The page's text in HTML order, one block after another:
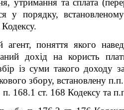
утримання та сплата
у порядку,
агент, поняття якого
дохід на користь
із суми такого доходу
збору, встановлену
168.1 ст. 168 Кодексу та